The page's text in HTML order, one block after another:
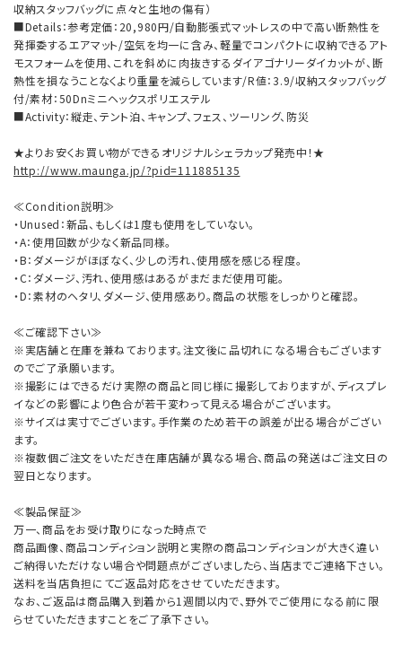
収納スタッフバッグに点々と生地の傷有）
■Details：参考定価：20,980円/自動膨張式マットレスの中で高い断熱性を
発揮委するエアマット/空気を均一に含み、軽量でコンパクトに収納できるアト
モスフォームを使用、これを斜めに肉抜きするダイアゴナリーダイカットが、断
熱性を損なうことなくより重量を減らしています/R値：3.9/収納スタッフバッグ
付/素材：50Dnミニヘックスポリエステル
■Activity：縦走、テント泊、キャンプ、フェス、ツーリング、防災
★よりお安くお買い物ができるオリジナルシェラカップ発売中！★
http://www.maunga.jp/?pid=111885135
≪Condition説明≫
・Unused：新品、もしくは1度も使用をしていない。
・A：使用回数が少なく新品同様。
・B：ダメージがほぼなく、少しの汚れ、使用感を感じる程度。
・C：ダメージ、汚れ、使用感はあるがまだまだ使用可能。
・D：素材のヘタリ、ダメージ、使用感あり。商品の状態をしっかりと確認。
≪ご確認下さい≫
※実店舗と在庫を兼ねております。注文後に品切れになる場合もございます
のでご了承願います。
※撮影にはできるだけ実際の商品と同じ様に撮影しておりますが、ディスプレ
イなどの影響により色合が若干変わって見える場合がございます。
※サイズは実寸でございます。手作業のため若干の誤差が出る場合がござい
ます。
※複数個ご注文をいただき在庫店舗が異なる場合、商品の発送はご注文日の
翌日となります。
≪製品保証≫
万一、商品をお受け取りになった時点で
商品画像、商品コンディション説明と実際の商品コンディションが大きく違い
ご納得いただけない場合や問題点がございましたら、当店までご連絡下さい。
送料を当店負担にてご返品対応をさせていただきます。
なお、ご返品は商品購入到着から1週間以内で、野外でご使用になる前に限
らせていただきますことをご了承下さい。